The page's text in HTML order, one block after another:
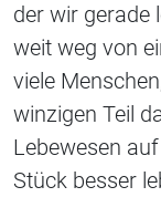
der wir gerade
weit weg von
viele
winzigen Teil
Lebewesen
Stück besser